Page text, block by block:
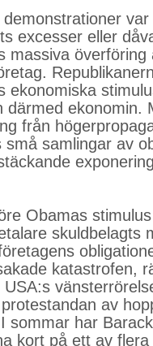
excesser eller
massiva överföring
ekonomiska
därmed ekonomin.
från
samlingar av
Obamas
skuldbelagts
katastrofen,
av
sommar har
kort på ett av flera